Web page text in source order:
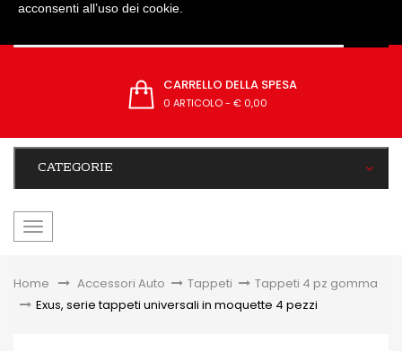
CARRELLO DELLA SPESA
0 ARTICOLO- € 0,00
CATEGORIE
navigazione
Home &gt;Accessori Auto > Tappeti > Tappeti 4 pz gomma
> Exus, serie tappeti universali in moquette 4 pezzi
acconsenti all’uso dei cookie.